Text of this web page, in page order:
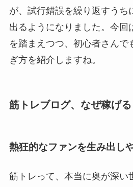
が、試行錯誤を繰り返すうち
出るようになりました。今回
を踏まえつつ、初心者さんで
ぎ方を紹介しますね。
筋トレブログ、なぜ稼げる
熱狂的なファンを生み出し
筋トレって、本当に奥が深い